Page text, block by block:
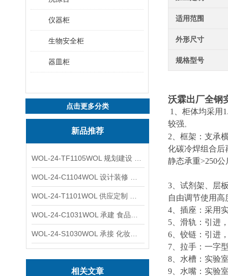
仪器柜
生物安全柜
器皿柜
点击更多分类
新品推荐
相关文章
适用范围
外形尺寸
规格型号
沃霖出厂全钢
1、柜体均采用
较强。
2、框架：支承
化碳冷焊组合后
静态承重>250
3、试剂架、层
自由调节使用高
4、插座：采用
5、滑轨：引进
6、铰链：引进
7、拉手：一字
8、水槽：实验
9、水嘴：实验